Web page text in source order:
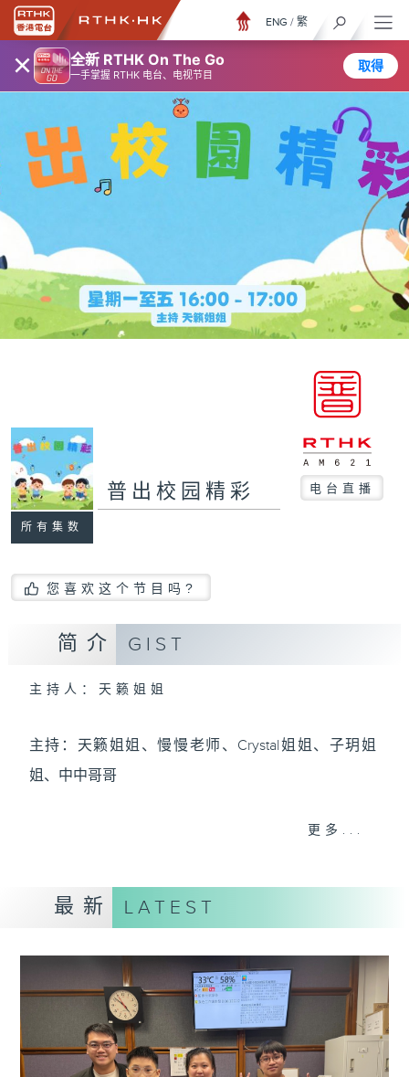
× 全新 RTHK On The Go
一手掌握 RTHK 电台、电视节目
取得
ENG / 繁
所有集数
普出校园精彩 电台直播
您喜欢这个节目吗?
简介 GIST
主持人：天籁姐姐
主持：天籁姐姐、慢慢老师、Crystal姐姐、子玥姐
姐、中中哥哥
星期一「两文三语说故事」一个故事、三种语言！
星期三「AI未来研究所」探讨未来世界的可能性！
星期四「超玥实验室」科学就在你身边！
星期五「中爸爸谈谈心」倾听成长路上的小心事！
「校园新SING」邀请最潮Busker为你Sing！
「这个暑假 Alpha Hit!」发掘Alpha世代无穷潜力！
更多...
最新 LATEST